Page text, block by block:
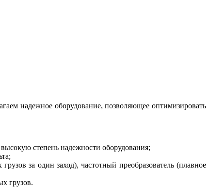
надежное оборудование, позволяющее оптимизировать
степень надежности оборудования;
за один заход), частотный преобразователь (плавное
грузов.